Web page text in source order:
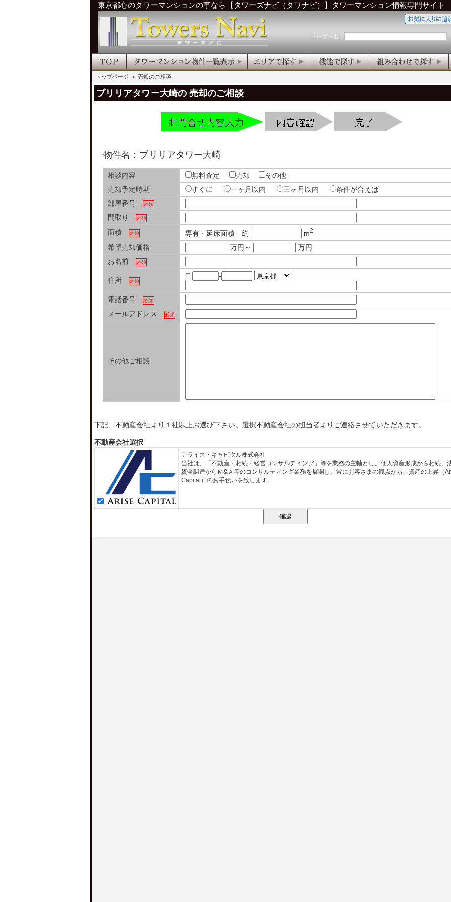
東京都心のタワーマンションの事なら【タワーズナビ（タワナビ）】タワーマンション情報専門サイト
ユーザー名：
トップページ > 売却のご相談
ブリリアタワー大崎の 売却のご相談
物件名：ブリリアタワー大崎
相談内容 無料査定 売却
その他
売却予定時期
すぐに 一ヶ月以内 三ヶ月以内
条件が合えば
部屋番号
必須
間取り 必須
面積 必須 専有・延床面積 約 m2
希望売却価格 万円～
万円
お名前
必須
住所 必須
〒 -
電話番号 必須
メールアドレス 必須
その他ご相談
下記、不動産会社より１社以上お選び下さい。選択不動産会社の担当者よりご連絡させていただきます。
不動産会社選択
アライズ・キャピタル株式会社
当社は、「不動産・相続・経営コンサルティング」等を業務の主軸とし、個人資産形成から相続、
資金調達からＭ&Ａ等のコンサルティング業務を展開し、常にお客さまの観点から、資産の上昇（
Capital）のお手伝いを致します。